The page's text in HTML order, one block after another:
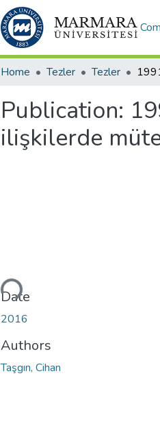
Home Tezler Tezler
Publication:
ilişkilerde
Loading...
Date
2016
Authors
Taşgın, Cihan